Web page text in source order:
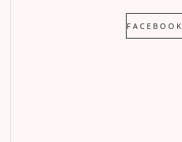
FACEBOOK